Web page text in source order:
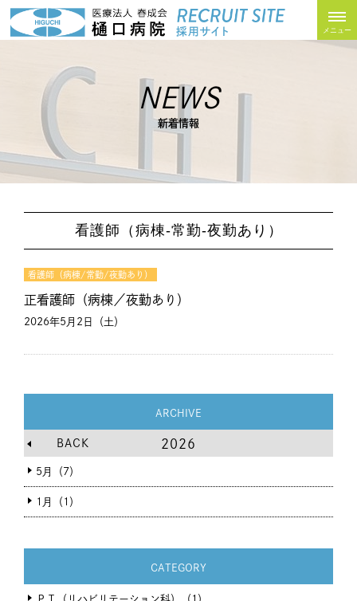
メニュー
医
NEWS
新着情報
看護師（病棟-常勤-夜勤あり）
看護師（病棟/常勤/夜勤あり）
正看護師（病棟／夜勤あり）
2026年5月2日（土）
ARCHIVE
BACK 2026
5月（7）
1月（1）
CATEGORY
ＰＴ（リハビリテーション科）（1）